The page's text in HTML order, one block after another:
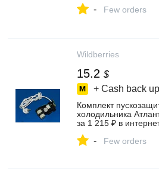
- Few orders
Wildberries
15.2 $
+ Cash back
Комплект
холодильника
за 1 215 ₽ в
- Few orders